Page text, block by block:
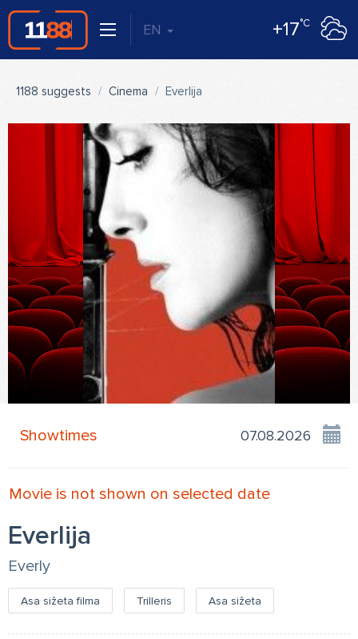
EN +17°C
1188 suggests Cinema Everlija
Showtimes
Movie is not shown on selected date
Everlija
Everly
Asa sižeta filma Trilleris Asa sižeta